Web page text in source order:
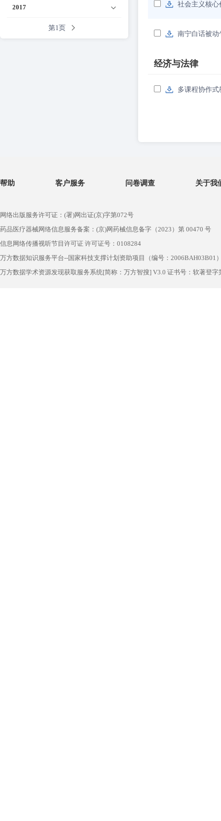
2017
第1页
社会主义核
南宁白话被动
经济与法律
多课程协作
帮助 客户服务 问卷调查 关于我
网络出版服务许可证：(署)网出证(京)字第072号
药品医疗器械网络信息服务备案：(京)网药械信息备字（2023）第 00470 号
信息网络传播视听节目许可证 许可证号：0108284
万方数据知识服务平台--国家科技支撑计划资助项目（编号：2006BAH03B01
万方数据学术资源发现获取服务系统[简称：万方智搜] V3.0 证书号：软著登字